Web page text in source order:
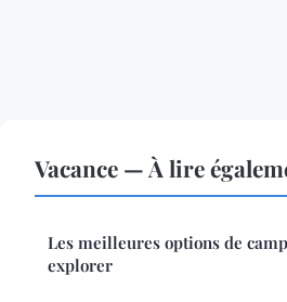
Vacance — À lire
Les meilleures options de
explorer